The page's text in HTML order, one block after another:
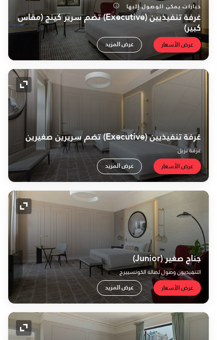
خيارات يمكن الوصول إليها
غرفة تنفيذيين (Executive) تضم سرير كينج (مقاس
كبير)
عرض الأسعار عرض المزيد
رمز
غرفة تنفيذيين (Executive) تضم سريرين صغيرين
غرفة نزيل
عرض الأسعار عرض المزيد
رمز
جناح صغير (Junior)
التنفيذيون وصول لصالة الكونسييرج
عرض الأسعار عرض المزيد
رمز